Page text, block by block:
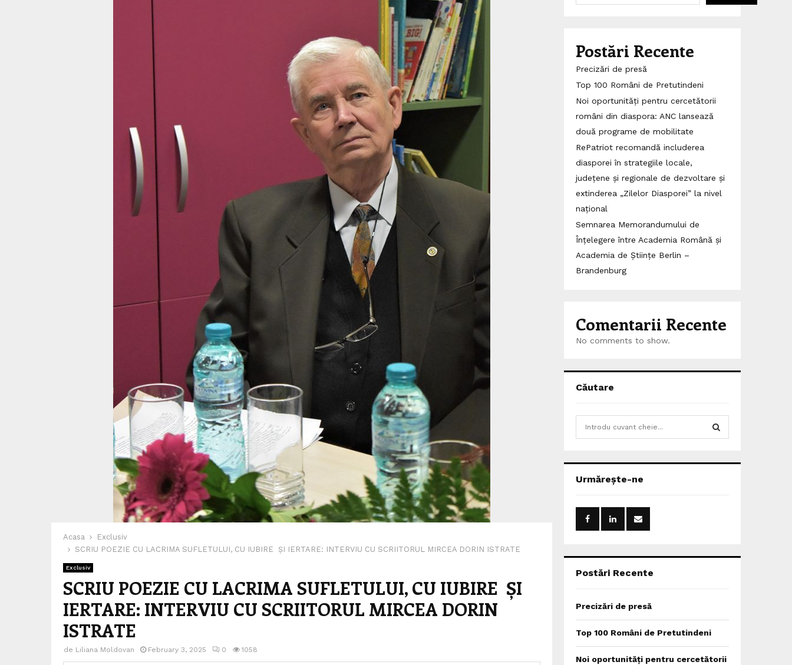
Acasa
Exclusiv
SCRIU POEZIE CU LACRIMA SUFLETULUI, CU IUBIRE ȘI IERTARE: INTERVIU CU SCRIITORUL MIRCEA DORIN ISTRATE
Exclusiv
SCRIU POEZIE CU LACRIMA SUFLETULUI, CU IUBIRE ȘI
IERTARE: INTERVIU CU SCRIITORUL MIRCEA DORIN
ISTRATE
de Liliana Moldovan February 3, 2025 0 1058
Postări Recente
Precizări de presă
Top 100 Români de Pretutindeni
Noi oportunități pentru cercetătorii
români din diaspora: ANC lansează
două programe de mobilitate
RePatriot recomandă includerea
diasporei în strategiile locale,
județene și regionale de dezvoltare și
extinderea „Zilelor Diasporei” la nivel
național
Semnarea Memorandumului de
Înțelegere între Academia Română și
Academia de Științe Berlin –
Brandenburg
Comentarii Recente
No comments to show.
Căutare
h
o
:
Urmărește-ne
Postări Recente
Precizări de presă
Top 100 Români de Pretutindeni
Noi oportunități pentru cercetătorii